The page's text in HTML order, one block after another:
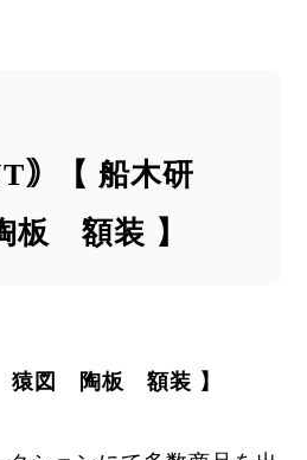
｠【 船木研
額装 】
猿図 陶板 額装 】